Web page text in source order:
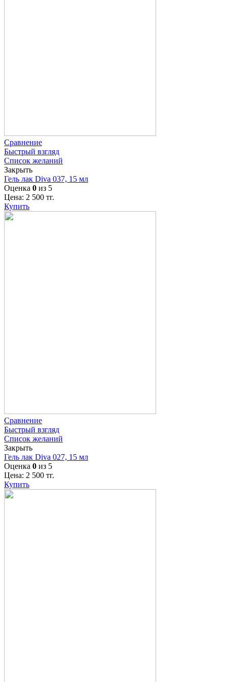
Сравнение
Быстрый взгляд
Список желаний
Закрыть
Гель лак Diva 037, 15 мл
Оценка 0 из 5
Цена: 2 500 тг.
Купить
Сравнение
Быстрый взгляд
Список желаний
Закрыть
Гель лак Diva 027, 15 мл
Оценка 0 из 5
Цена: 2 500 тг.
Купить